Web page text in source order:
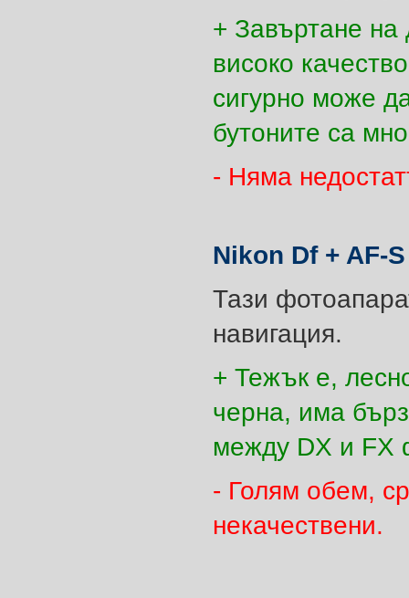
+ Завъртане на
високо
сигурно може
бутоните са
- Няма
Nikon Df + AF-
Тази
навигация.
+ Тежък е,
черна, има
между DX и FX
- Голям обем,
некачествени.